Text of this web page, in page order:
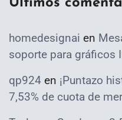
Ultimos
homedesignai en
soporte para gráficos
qp924 en ¡Puntazo
7,53% de cuota de